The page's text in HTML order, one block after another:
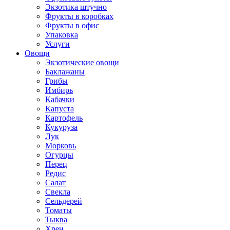
Экзотика штучно
Фрукты в коробках
Фрукты в офис
Упаковка
Услуги
Овощи
Экзотические овощи
Баклажаны
Грибы
Имбирь
Кабачки
Капуста
Картофель
Кукуруза
Лук
Морковь
Огурцы
Перец
Редис
Салат
Свекла
Сельдерей
Томаты
Тыква